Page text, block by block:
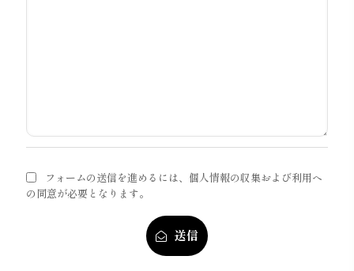
フォームの送信を進めるには、個人情報の収集および利用へ
の同意が必要となります。
送信